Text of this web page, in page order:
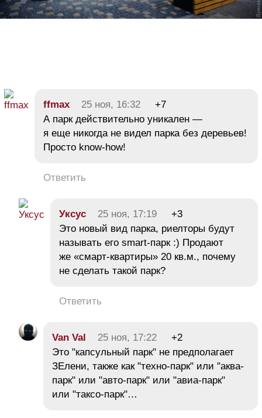
ffmax 25 ноя, 16:32
+7
А парк действительно уникален —
я еще никогда не видел парка без деревьев!
Просто know-how!
Ответить
Уксус 25 ноя, 17:19
+3
Это новый вид парка, риелторы будут
называть его smart-парк :) Продают
же «смарт-квартиры» 20 кв.м., почему
не сделать такой парк?
Ответить
Van Val 25 ноя, 17:22
+2
Это "капсульный парк" не предполагает
ЗЕлени, также как "техно-парк" или "аква-
парк" или "авто-парк" или "авиа-парк"
или "таксо-парк"…